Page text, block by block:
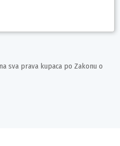
sva prava kupaca po Zakonu o